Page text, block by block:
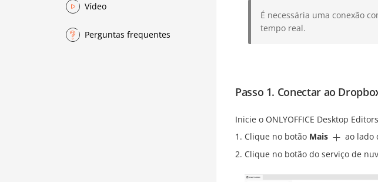
Vídeo
Perguntas frequentes
É necessária uma conexão
tempo real.
Passo 1. Conectar ao
Inicie o ONLYOFFICE Desktop
Clique no botão Mais ao lado
Clique no botão do serviço de